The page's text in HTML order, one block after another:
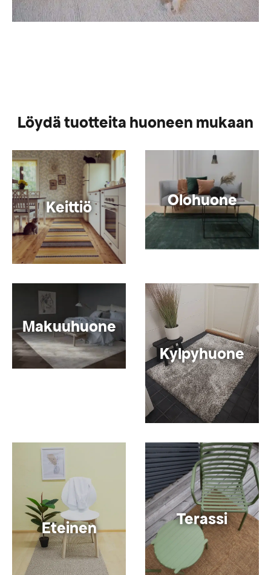
Löydä tuotteita huoneen mukaan
Keittiö Olohuone
Makuuhuone
Kylpyhuone
Eteinen Terassi